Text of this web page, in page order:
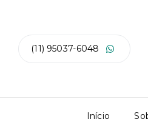
(11) 95037-6048
Início